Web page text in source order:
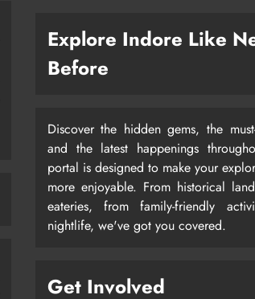
Explore Indore Like
Before
Discover the hidden gems, the
and the latest happenings
portal is designed to make your
more enjoyable. From historical
eateries, from family-friendly
nightlife, we've got you covered.
Get Involved